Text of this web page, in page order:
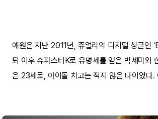
예원은 지난 2011년, 쥬얼리의 디지털 싱글인
퇴 이후 슈퍼스타K로 유명세를 얻은 박세미와
은 23세로, 아이돌 치고는 적지 않은 나이였다